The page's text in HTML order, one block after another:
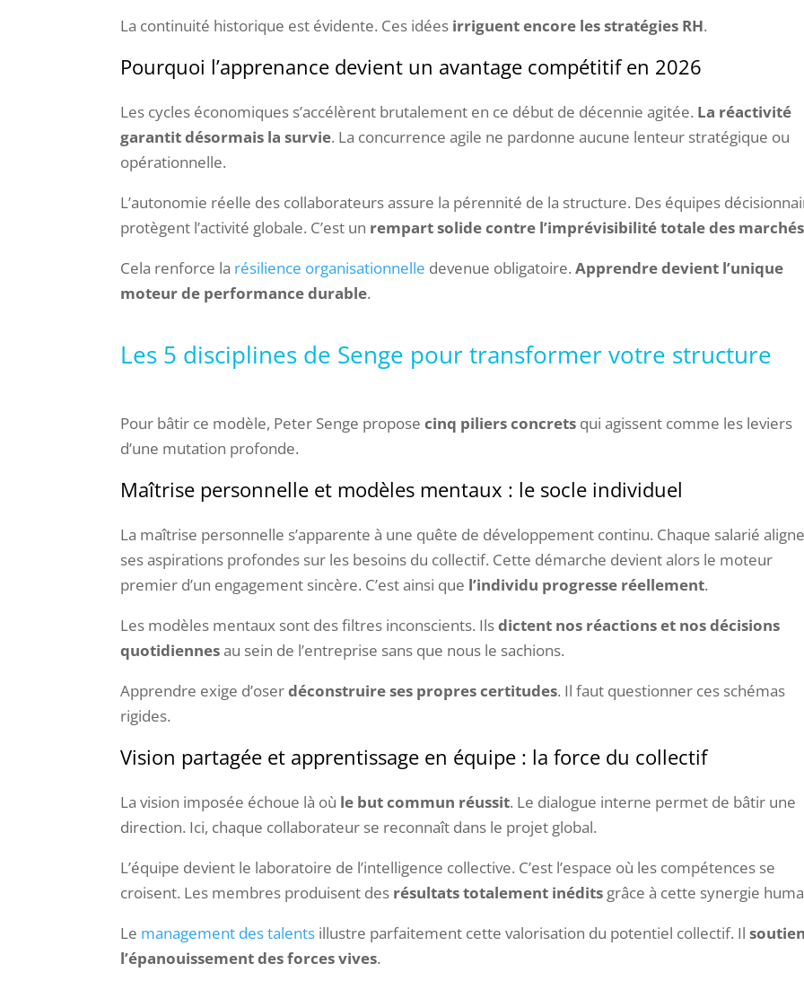
La continuité historique est évidente. Ces idées irriguent encore les stratégies RH.
Pourquoi l’apprenance devient un avantage compétitif en 2026
Les cycles économiques s’accélèrent brutalement en ce début de décennie agitée. La réactivité
garantit désormais la survie. La concurrence agile ne pardonne aucune lenteur stratégique ou
opérationnelle.
L’autonomie réelle des collaborateurs assure la pérennité de la structure. Des équipes
protègent l’activité globale. C’est un rempart solide contre l’imprévisibilité totale des marchés
Cela renforce la résilience organisationnelle devenue obligatoire.Apprendre devient l’unique
moteur de performance durable.
Les 5 disciplines de Senge pour transformer votre structure
Pour bâtir ce modèle, Peter Senge proposecinq piliers concrets qui agissent comme les leviers
d’une mutation profonde.
Maîtrise personnelle et modèles mentaux : le socle individuel
La maîtrise personnelle s’apparente à une quête de développement continu. Chaque salarié
ses aspirations profondes sur les besoins du collectif. Cette démarche devient alors le moteur
premier d’un engagement sincère. C’est ainsi que l’individu progresse réellement.
Les modèles mentaux sont des filtres inconscients. Ilsdictent nos réactions et nos décisions
quotidiennesau sein de l’entreprise sans que nous le sachions.
Apprendre exige d’oserdéconstruire ses propres certitudes. Il faut questionner ces schémas
rigides.
Vision partagée et apprentissage en équipe : la force du collectif
La vision imposée échoue là où le but commun réussit. Le dialogue interne permet de bâtir une
direction. Ici, chaque collaborateur se reconnaît dans le projet global.
L’équipe devient le laboratoire de l’intelligence collective. C’est l’espace où les compétences se
croisent. Les membres produisent des résultats totalement inédits grâce à cette synergie
Le management des talents illustre parfaitement cette valorisation du potentiel collectif. Il
l’épanouissement des forces vives.